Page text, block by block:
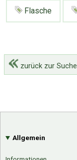
Flasche
zurück zur Suche
Allgemein